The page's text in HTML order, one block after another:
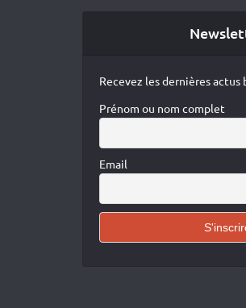
Recevez les dernières
Prénom ou nom complet
Email